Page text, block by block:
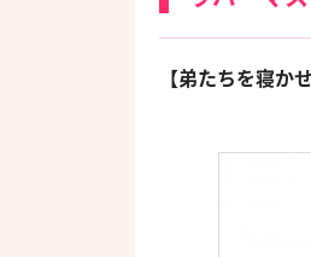
【弟たちを寝か